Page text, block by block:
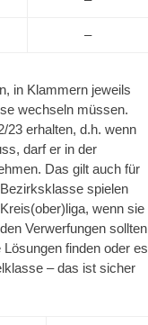
–
in Klammern jeweils
wechseln müssen.
23 erhalten, d.h. wenn
darf er in der
Das gilt auch für
spielen
wenn sie
Verwerfungen sollten
finden oder es
– das ist sicher